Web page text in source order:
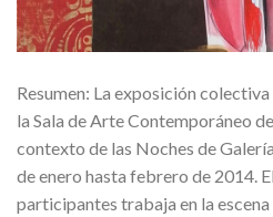
Resumen: La exposición
la Sala de Arte Contemporáneo
contexto de las Noches de
de enero hasta febrero de 2014.
participantes trabaja en la